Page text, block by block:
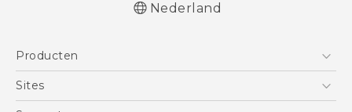
Nederlands - Gebruikershandleiding
wettelijke voorschriften
Nederland
Producten
Telefoons
Sites